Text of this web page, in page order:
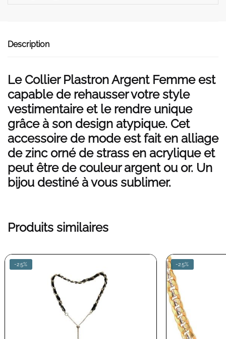
Description
Le Collier Plastron Argent Femme est
capable de rehausser votre style
vestimentaire et le rendre unique
grâce à son design atypique. Cet
accessoire de mode est fait en alliage
de zinc orné de strass en acrylique et
peut être de couleur argent ou or. Un
bijou destiné à vous sublimer.
Produits similaires
-25% -25%